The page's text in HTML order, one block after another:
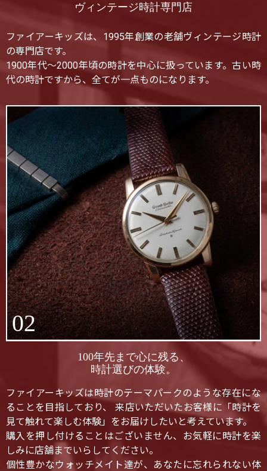
ヴィンテージ時計専門店
ファイアーキッズは、1995年創業の老舗ヴィンテージ時計
の専門店です。
1900年代〜2000年頃の時計を中心に扱っています。古い時
代の時計ですから、全てが一点ものになります。
02
100年先まで心に残る、
時計選びの体験。
ファイアーキッズは時計のテーマパークのような存在にな
ることを目指しており、 来店いただいたお客様に「時計を
見て触れて楽しむ体験」をお届けしたいと考えています。
購入を押し付けることはございません、お気軽に時計を楽
しみに店舗までいらしてください。
個性豊かなウォッチメイト達が、あなたに忘れられない体